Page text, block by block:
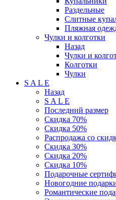
Раздельные
Слитные
Пляжная
Чулки и колготки
Назад
Чулки и
Колготки
Чулки
S A L E
Назад
S A L E
Последний размер
Скидка 70%
Скидка 50%
Распродажа со
Скидка 30%
Скидка 20%
Скидка 10%
Подарочные
Новогодние
Романтические